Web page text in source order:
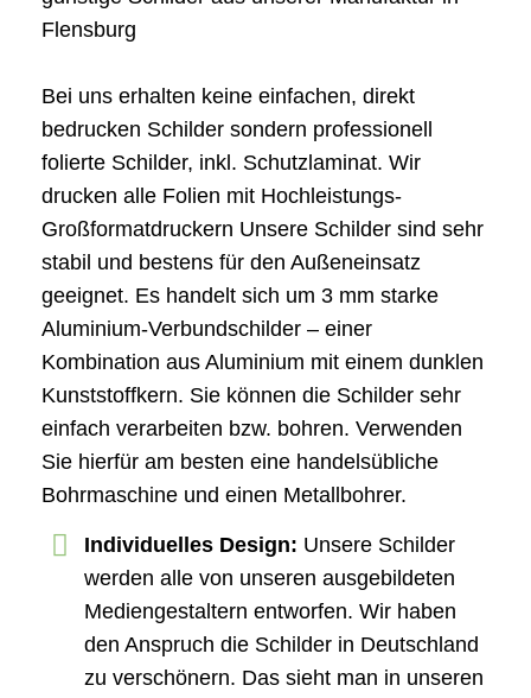
Flensburg
Bei uns erhalten keine einfachen, direkt
bedrucken Schilder sondern professionell
folierte Schilder, inkl. Schutzlaminat. Wir
drucken alle Folien mit Hochleistungs-
Großformatdruckern Unsere Schilder sind sehr
stabil und bestens für den Außeneinsatz
geeignet. Es handelt sich um 3 mm starke
Aluminium-Verbundschilder – einer
Kombination aus Aluminium mit einem dunklen
Kunststoffkern. Sie können die Schilder sehr
einfach verarbeiten bzw. bohren. Verwenden
Sie hierfür am besten eine handelsübliche
Bohrmaschine und einen Metallbohrer.
Individuelles Design: Unsere Schilder
werden alle von unseren ausgebildeten
Mediengestaltern entworfen. Wir haben
den Anspruch die Schilder in Deutschland
zu verschönern. Das sieht man in unseren